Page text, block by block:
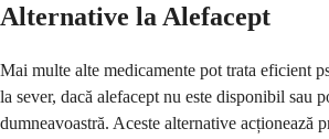
Alternative la Alefacept
Mai multe alte medicamente pot trata eficient
la sever, dacă alefacept nu este disponibil sau
dumneavoastră. Aceste alternative acționează